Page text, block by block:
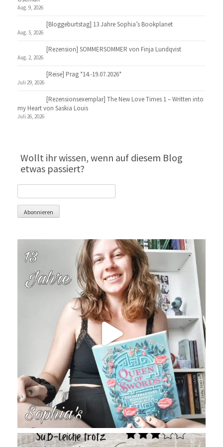
Aug. 9, 2026
[Bloggeburtstag] 13 Jahre Sophia’s Bookplanet
Aug. 5, 2026
[Rezension] SOMMERSOMMER von Finja Lundqvist
Aug. 2, 2026
[Reise] Prag *14.-19.07.2026*
Juli 29, 2026
[Rezensionsexemplar] The New Love Times 1 – Written into
my Heart von Saskia Louis
Juli 26, 2026
Wollt ihr wissen, wenn auf diesem Blog
etwas passiert?